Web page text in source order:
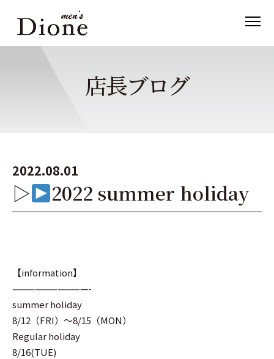
店長ブログ
2022.08.01
▷ 2022 summer holiday
【information】
——————————-
summer holiday
8/12（FRI）～8/15（MON）
Regular holiday
8/16(TUE)